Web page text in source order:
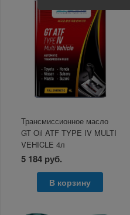
Трансмиссионное масло
GT Oil ATF TYPE IV MULTI
VEHICLE 4л
5 184 руб.
В корзину